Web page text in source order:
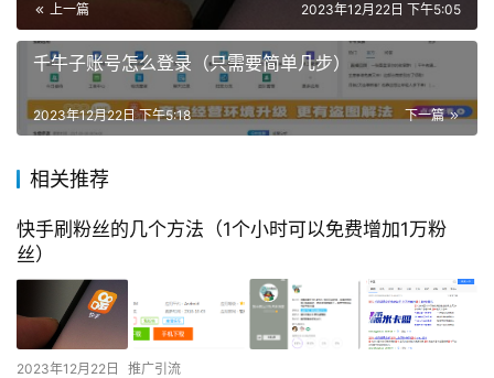
上一篇 2023年12月22日 下午5:05
千牛子账号怎么登录（只需要简单几步）
下一篇
2023年12月22日 下午5:18
相关推荐
快手刷粉丝的几个方法（1个小时可以免费增加1万粉
丝）
2023年12月22日 推广引流